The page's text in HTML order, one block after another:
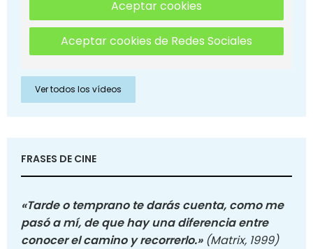
Aceptar cookies
Aceptar cookies de Redes Sociales
Ver todos los vídeos
FRASES DE CINE
«Tarde o temprano te darás cuenta, como me
pasó a mí, de que hay una diferencia entre
conocer el camino y recorrerlo.» (Matrix, 1999)